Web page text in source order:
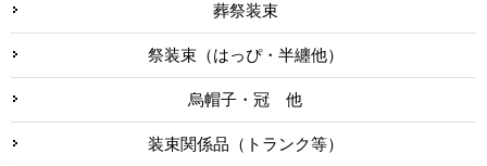
葬祭装束
祭装束（はっぴ・半纏他）
烏帽子・冠 他
装束関係品（トランク等）